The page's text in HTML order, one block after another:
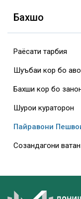
Бахшҳо
Раёсати тарбия
Шуъбаи кор бо
Бахши кор бо
Шурои кураторон
Пайравони
Созандагони ватан